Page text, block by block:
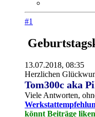
#1
13.07.2018, 08:35
Herzlichen
Tom300c aka
Viele Antworten,
könnt Beiträge